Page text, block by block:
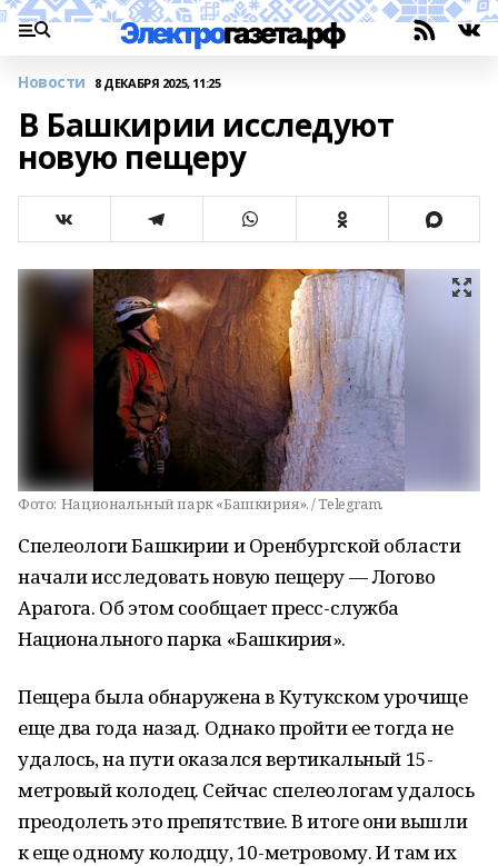
Новости 8 ДЕКАБРЯ 2025, 11:25
В Башкирии исследуют
новую пещеру
Фото: Национальный парк «Башкирия». / Telegram.
Спелеологи Башкирии и Оренбургской области
начали исследовать новую пещеру — Логово
Арагога. Об этом сообщает пресс-служба
Национального парка «Башкирия».
Пещера была обнаружена в Кутукском урочище
еще два года назад. Однако пройти ее тогда не
удалось, на пути оказался вертикальный 15-
метровый колодец. Сейчас спелеологам удалось
преодолеть это препятствие. В итоге они вышли
к еще одному колодцу, 10-метровому. И там их